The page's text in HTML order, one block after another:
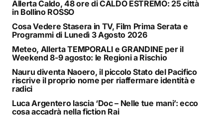
Allerta Caldo, 48 ore di CALDO ESTREMO: 25 città
in Bollino ROSSO
Cosa Vedere Stasera in TV, Film Prima Serata e
Programmi di Lunedì 3 Agosto 2026
Meteo, Allerta TEMPORALI e GRANDINE per il
Weekend 8-9 agosto: le Regioni a Rischio
Nauru diventa Naoero, il piccolo Stato del Pacifico
riscrive il proprio nome per riaffermare identità e
radici
Luca Argentero lascia ‘Doc – Nelle tue mani’: ecco
cosa accadrà nella fiction Rai